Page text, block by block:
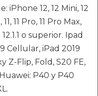
iPhone 12, 12 Mini, 12
11 Pro, 11 Pro Max,
o superior. Ipad
Cellular, iPad 2019
Z-Flip, Fold, S20 FE,
P40 y P40